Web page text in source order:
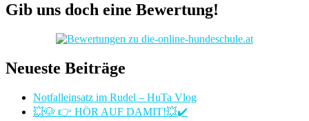
Gib uns doch eine Bewertung!
Neueste Beiträge
Notfalleinsatz im Rudel – HuTa Vlog
💥🐶 👉 HÖR AUF DAMIT!💥✔️